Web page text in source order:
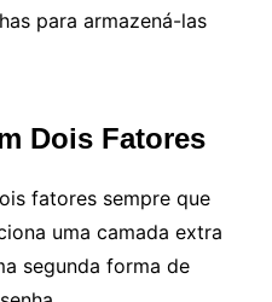
para armazená-las
Dois Fatores
fatores sempre que
uma camada extra
segunda forma de